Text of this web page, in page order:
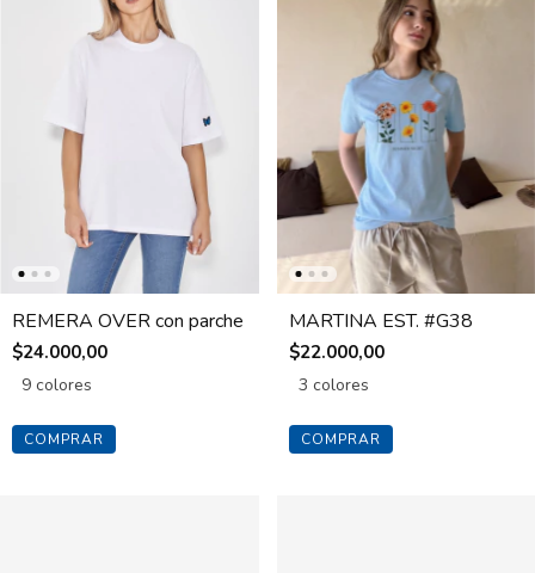
REMERA OVER con parche
$24.000,00
9 colores
COMPRAR
MARTINA EST. #G38
$22.000,00
3 colores
COMPRAR